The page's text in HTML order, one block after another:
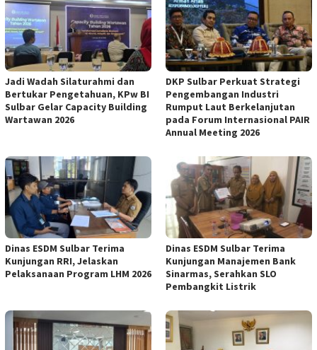
Jadi Wadah Silaturahmi dan
Bertukar Pengetahuan, KPw BI
Sulbar Gelar Capacity Building
Wartawan 2026
DKP Sulbar Perkuat Strategi
Pengembangan Industri
Rumput Laut Berkelanjutan
pada Forum Internasional PAIR
Annual Meeting 2026
Dinas ESDM Sulbar Terima
Kunjungan RRI, Jelaskan
Pelaksanaan Program LHM 2026
Dinas ESDM Sulbar Terima
Kunjungan Manajemen Bank
Sinarmas, Serahkan SLO
Pembangkit Listrik